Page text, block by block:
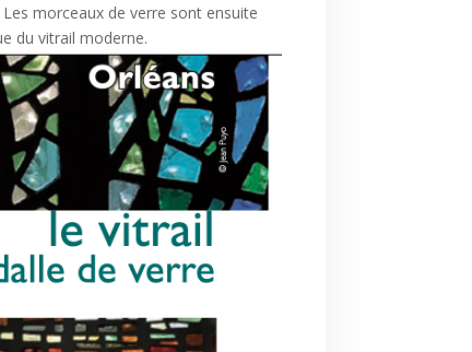
morceaux de verre sont ensuite
du vitrail moderne.